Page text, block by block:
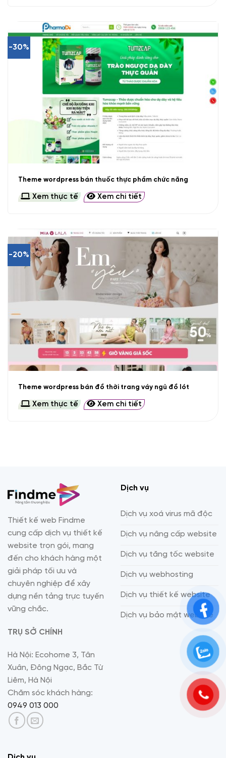
-30%
Theme wordpress bán thuốc thực phẩm chức năng
Xem thực tế Xem chi tiết
-20%
Theme wordpress bán đồ thời trang váy ngủ đồ lót
Xem thực tế Xem chi tiết
Thiết kế web Findme
cung cấp dịch vụ thiết kế
website trọn gói, mang
đến cho khách hàng một
giải pháp tối ưu và
chuyên nghiệp để xây
dựng nền tảng trực tuyến
vững chắc.
TRỤ SỞ CHÍNH
Hà Nội: Ecohome 3, Tân
Xuân, Đông Ngạc, Bắc Từ
Liêm, Hà Nội
Chăm sóc khách hàng:
0949 013 000
Dịch vụ
Dịch vụ xoá virus mã độc
Dịch vụ nâng cấp website
Dịch vụ tăng tốc website
Dịch vụ webhosting
Dịch vụ thiết kế website
Dịch vụ bảo mật website